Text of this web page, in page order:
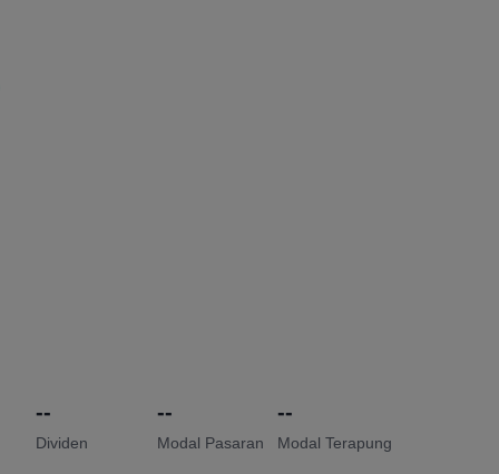
--
Dividen
--
Modal Pasaran
--
Modal Terapung